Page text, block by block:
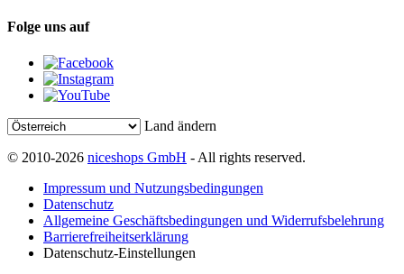
Folge uns auf
Land ändern
© 2010-2026 niceshops GmbH - All rights reserved.
Impressum und Nutzungsbedingungen
Datenschutz
Allgemeine Geschäftsbedingungen und Widerrufsbelehrung
Barrierefreiheitserklärung
Datenschutz-Einstellungen